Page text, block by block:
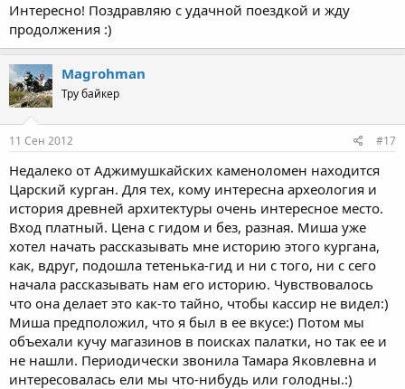
Интересно! Поздравляю с удачной поездкой и жду
продолжения :)
Magrohman
Тру байкер
11 Сен 2012 #17
Недалеко от Аджимушкайских каменоломен находится
Царский курган. Для тех, кому интересна археология и
история древней архитектуры очень интересное место.
Вход платный. Цена с гидом и без, разная. Миша уже
хотел начать рассказывать мне историю этого кургана,
как, вдруг, подошла тетенька-гид и ни с того, ни с сего
начала рассказывать нам его историю. Чувствовалось
что она делает это как-то тайно, чтобы кассир не видел:)
Миша предположил, что я был в ее вкусе:) Потом мы
объехали кучу магазинов в поисках палатки, но так ее и
не нашли. Периодически звонила Тамара Яковлевна и
интересовалась ели мы что-нибудь или голодны.:)